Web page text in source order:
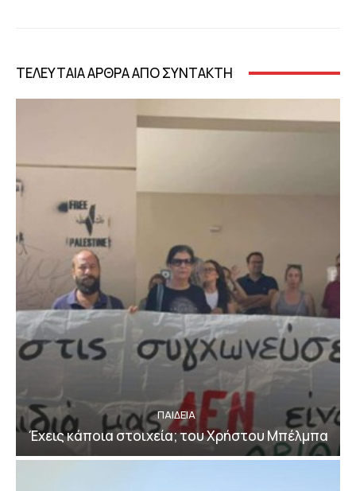
ΤΕΛΕΥΤΑΙΑ ΑΡΘΡΑ ΑΠΟ ΣΥΝΤΑΚΤΗ
ΠΑΙΔΕΙΑ
Έχεις κάποια στοιχεία; του Χρήστου Μπέλμπα